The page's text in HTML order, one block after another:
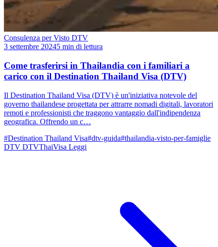
Consulenza per Visto DTV
3 settembre 20245 min di lettura
Come trasferirsi in Thailandia con i familiari a
carico con il Destination Thailand Visa (DTV)
Il Destination Thailand Visa (DTV) è un'iniziativa notevole del
governo thailandese progettata per attrarre nomadi digitali, lavoratori
remoti e professionisti che traggono vantaggio dall'indipendenza
geografica. Offrendo un c…
#Destination Thailand Visa#dtv-guida#thailandia-visto-per-famiglie
DTV DTVThaiVisa Leggi